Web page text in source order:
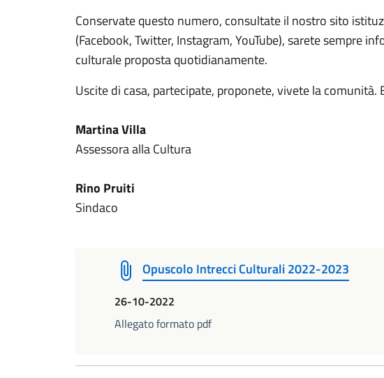
Conservate questo numero, consultate il nostro sito
(Facebook, Twitter, Instagram, YouTube), sarete sempre
culturale proposta quotidianamente.
Uscite di casa, partecipate, proponete, vivete la comunità.
Martina Villa
Assessora alla Cultura
Rino Pruiti
Sindaco
Opuscolo Intrecci Culturali 2022-2023
26-10-2022
Allegato formato pdf